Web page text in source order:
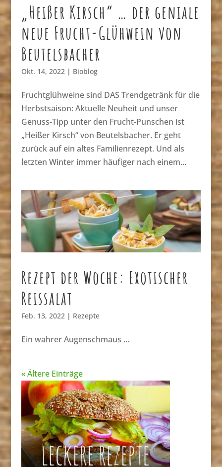
„Heißer Kirsch“ … der geniale
neue Frucht-Glühwein von
Beutelsbacher
Okt. 14, 2022 | Bioblog
Fruchtglühweine sind DAS Trendgetränk für die
Herbstsaison: Aktuelle Neuheit und unser
Genuss-Tipp unter den Frucht-Punschen ist
„Heißer Kirsch“ von Beutelsbacher. Er geht
zurück auf ein altes Familienrezept. Und als
letzten Winter immer häufiger nach einem...
Rezept der Woche: Exotischer
Reissalat
Feb. 13, 2022| Rezepte
Ein wahrer Augenschmaus …
« Ältere Einträge